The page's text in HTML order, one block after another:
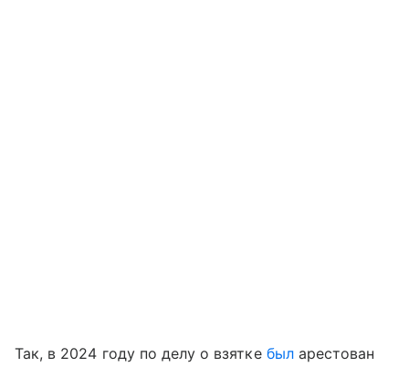
Так, в 2024 году по делу о взятке быларестован